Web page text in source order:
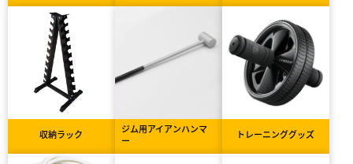
収納ラック
ジム用アイアンハンマ
ー
トレーニンググッズ